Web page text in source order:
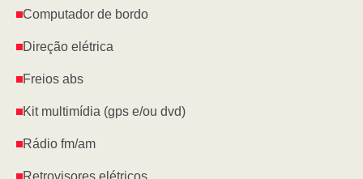
Computador de bordo
Direção elétrica
Freios abs
Kit multimídia (gps e/ou dvd)
Rádio fm/am